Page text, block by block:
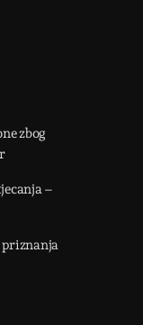
zbog
–
priznanja